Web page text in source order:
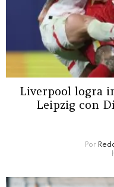
Liverpool logra
Leipzig con
Por